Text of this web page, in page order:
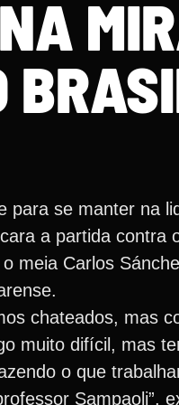
para se manter na
a partida contra
meia Carlos
chateados, mas
muito difícil, mas
o que
Sampaoli”,